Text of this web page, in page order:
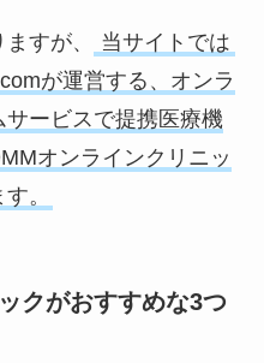
すが、
当サイトでは
が運営する、オンラ
ービスで提携医療機
オンラインクリニッ
。
クがおすすめな3つ